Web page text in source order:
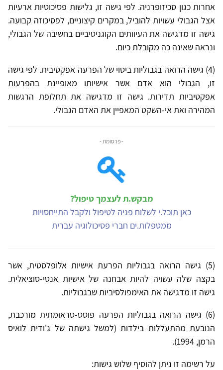
אחרות כגון סכיזופרניה. לפי גישה זו, גלישות פסיכוטיות ארעיות
אצל הגבולי עשויות להוביל, במקרים קיצוניים, לפסיכוזה קבועה.
גישה זו מדגישה את העיוותים הקוגניטיביים בחשיבה של הגבולי,
ונראה שאינה כה מקובלת כיום.
(4) גישה הרואה בגבוליות ביטוי של הפרעה אפקטיבית. לפי גישה
זו, הגבולי הוא אדם אשר אישיותו מאופיינת בהפרעות
אפקטיביות תדירות. גישה זו מדגישה את תחלופת הרגשות
המהירה ואת אי-השקט המאפיין את האדם הגבולי.
- פרסומת -
מבקש.ת לעצמך טיפול?
כאן תוכל.י לשלוח פניה לטיפול ולקבל התייחסויות
ממטפלות.ים חברי פסיכולוגיה עברית
(5) גישה הרואה בגבוליות הפרעת אישיות אלופלסטית, אשר
בקצה שלה עשויה להיות אבחנה של אישיות אנטי-סוציאלית.
גישה זו מדגישה את האימפולסיביות שבגבוליות.
(6) גישה הרואה בגבוליות הפרעה פוסט-טראומתית מורכבת,
הנובעת מהתעללות בילדות (למשל גישתה של ג'ודית לואיס
הרמן, 1994).
על רשימה זו ניתן להוסיף שלוש גישות: